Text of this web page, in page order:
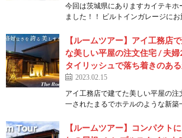
今回は茨城県にありますカイテキ
ました！！ ビルトインガレージに
【ルームツアー】アイ工務店
な美しい平屋の注文住宅 / 夫
タイリッシュで落ち着きのあ
2023.02.15
アイ工務店で建てた美しい平屋の注
一されたまるでホテルのような新
【ルームツアー】コンパクト